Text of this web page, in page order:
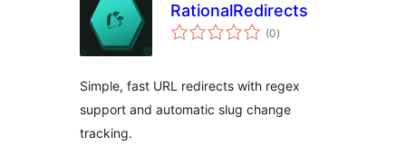
RationalRedirects
(0totale
vurderinger
)
Simple, fast URL redirects with regex
support and automatic slug change
tracking.